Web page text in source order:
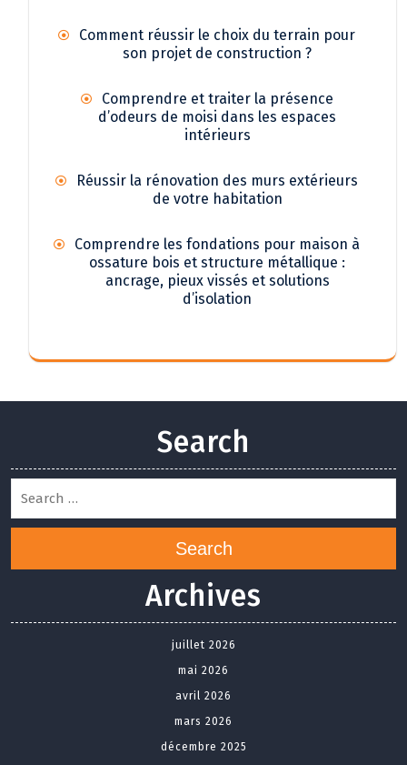
Comment réussir le choix du terrain pour
son projet de construction ?
Comprendre et traiter la présence
d’odeurs de moisi dans les espaces
intérieurs
Réussir la rénovation des murs extérieurs
de votre habitation
Comprendre les fondations pour maison à
ossature bois et structure métallique :
ancrage, pieux vissés et solutions
d’isolation
Search
Search
Archives
juillet 2026
mai 2026
avril 2026
mars 2026
décembre 2025